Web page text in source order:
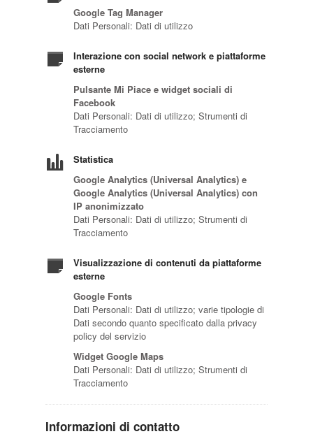
Google Tag Manager
Dati Personali: Dati di utilizzo
Interazione con social network e piattaforme
esterne
Pulsante Mi Piace e widget sociali di
Facebook
Dati Personali: Dati di utilizzo; Strumenti di
Tracciamento
Statistica
Google Analytics (Universal Analytics) e
Google Analytics (Universal Analytics) con
IP anonimizzato
Dati Personali: Dati di utilizzo; Strumenti di
Tracciamento
Visualizzazione di contenuti da piattaforme
esterne
Google Fonts
Dati Personali: Dati di utilizzo; varie tipologie di
Dati secondo quanto specificato dalla privacy
policy del servizio
Widget Google Maps
Dati Personali: Dati di utilizzo; Strumenti di
Tracciamento
Informazioni di contatto